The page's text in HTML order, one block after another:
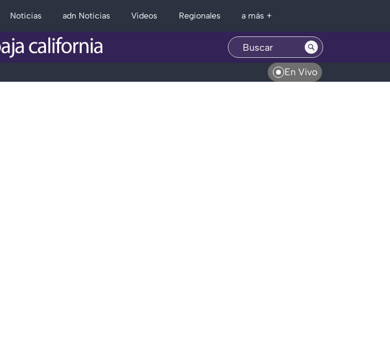
Noticias adn Noticias Videos Regionales a más +
En Vivo